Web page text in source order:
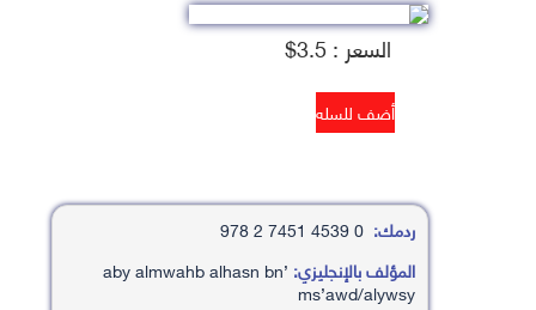
السعر : 3.5$
ردمك:
المؤلف بالإنجليزي: ’aby almwahb alhasn bn
ms’awd/alywsy